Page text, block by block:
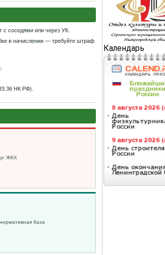
с соседями или через УК.
в начислении — требуйте штраф
НК РФ).
ЖКХ
база
Календарь